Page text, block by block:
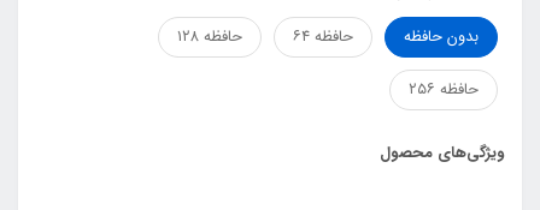
بدون حافظه
حافظه ۶۴ حافظه ۱۲۸
حافظه ۲۵۶
ویژگی‌های محصول